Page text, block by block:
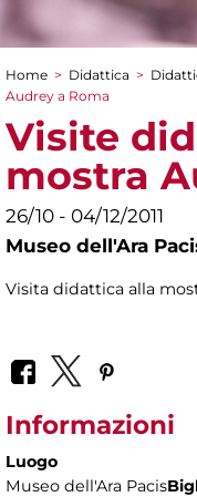
Tu sei qui
Home > Didattica >
Audrey a Roma
Visite
mostra
26/10 - 04/12/2011
Museo dell'Ara
Visita didattica alla
Informazioni
Luogo
Museo dell'Ara Pacis